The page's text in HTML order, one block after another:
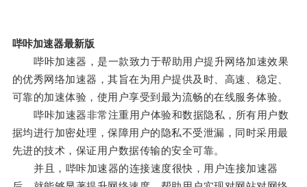
哔咔加速器最新版
哔咔加速器，是一款致力于帮助用户提升网络加速效果
的优秀网络加速器，其旨在为用户提供及时、高速、稳定、
可靠的加速体验，使用户享受到最为流畅的在线服务体验。
哔咔加速器非常注重用户体验和数据隐私，所有用户数
据均进行加密处理，保障用户的隐私不受泄漏，同时采用最
先进的技术，保证用户数据传输的安全可靠。
并且，哔咔加速器的连接速度很快，用户连接加速器